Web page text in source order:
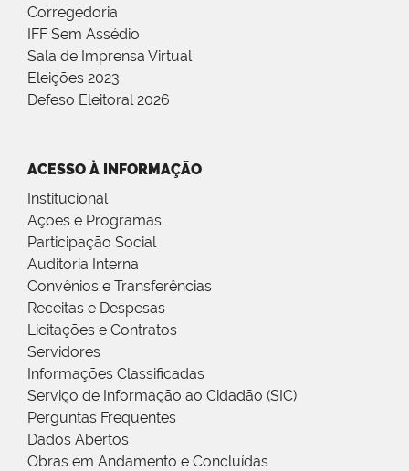
Corregedoria
IFF Sem Assédio
Sala de Imprensa Virtual
Eleições 2023
Defeso Eleitoral 2026
ACESSO À INFORMAÇÃO
Institucional
Ações e Programas
Participação Social
Auditoria Interna
Convênios e Transferências
Receitas e Despesas
Licitações e Contratos
Servidores
Informações Classificadas
Serviço de Informação ao Cidadão (SIC)
Perguntas Frequentes
Dados Abertos
Obras em Andamento e Concluídas